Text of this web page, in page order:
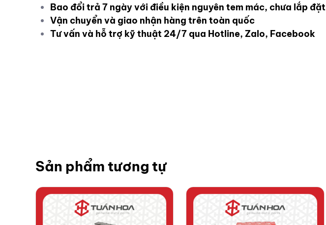
Bao đổi trả 7 ngày với điều kiện nguyên tem mác, chưa lắp đặt
Vận chuyển và giao nhận hàng trên toàn quốc
Tư vấn và hỗ trợ kỹ thuật 24/7 qua Hotline, Zalo, Facebook
Sản phẩm tương tự